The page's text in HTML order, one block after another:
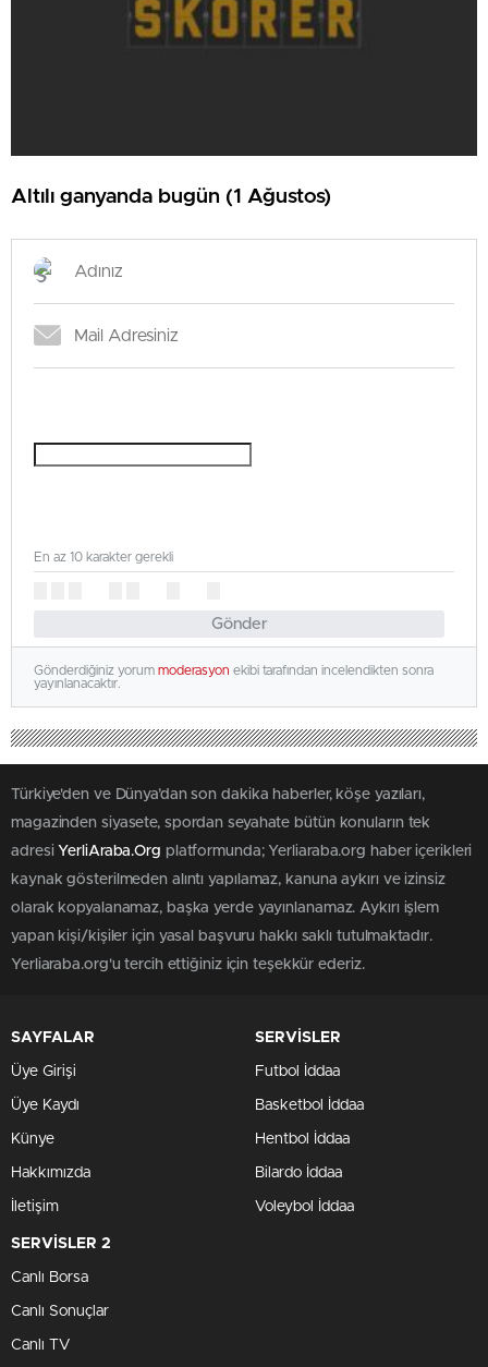
Altılı ganyanda bugün (1 Ağustos)
Gönder
En az 10 karakter gerekli
Gönderdiğiniz yorum moderasyon ekibi tarafından incelendikten sonra
yayınlanacaktır.
Türkiye'den ve Dünya’dan son dakika haberler, köşe yazıları,
magazinden siyasete, spordan seyahate bütün konuların tek
adresi YerliAraba.Org platformunda; Yerliaraba.org haber içerikleri
kaynak gösterilmeden alıntı yapılamaz, kanuna aykırı ve izinsiz
olarak kopyalanamaz, başka yerde yayınlanamaz. Aykırı işlem
yapan kişi/kişiler için yasal başvuru hakkı saklı tutulmaktadır.
Yerliaraba.org'u tercih ettiğiniz için teşekkür ederiz.
SAYFALAR
Üye Girişi
Üye Kaydı
Künye
Hakkımızda
İletişim
SERVİSLER
Futbol İddaa
Basketbol İddaa
Hentbol İddaa
Bilardo İddaa
Voleybol İddaa
SERVİSLER 2
Canlı Borsa
Canlı Sonuçlar
Canlı TV